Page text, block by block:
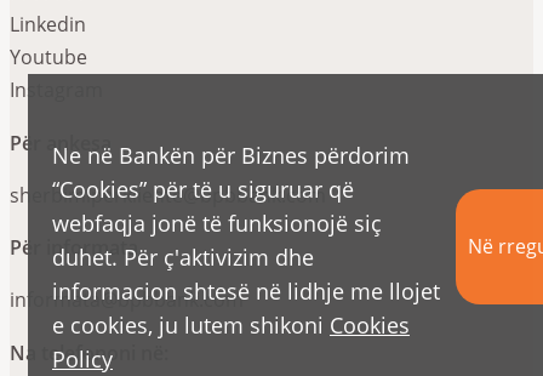
Linkedin
Youtube
Instagram
Për ankesa
sherbimiperkliente@bpbbank.com
Për informata
informata@bpbbank.com
Na telefononi në:
Ne në Bankën për Biznes përdorim
“Cookies” për të u siguruar që
webfaqja jonë të funksionojë siç
duhet. Për ç'aktivizim dhe
informacion shtesë në lidhje me llojet
e cookies, ju lutem shikoni Cookies
Policy
Në